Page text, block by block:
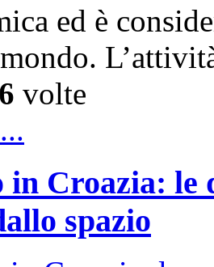
ed è
volte
in Croazia: le
spazio